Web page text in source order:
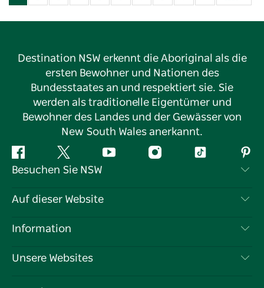
Destination NSW erkennt die Aboriginal als die
ersten Bewohner und Nationen des
Bundesstaates an und respektiert sie. Sie
werden als traditionelle Eigentümer und
Bewohner des Landes und der Gewässer von
New South Wales anerkannt.
Facebook Twitter YouTube InstagramTikTok
Besuchen Sie NSW
Kontaktieren Sie uns
Cookie-Hinweis
Auf dieser Website
Reiseziele
Information
Reiseinformationen
Unsere Websites